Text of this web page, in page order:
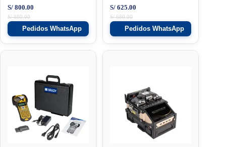
S/880.00
S/ 800.00
Pedidos WhatsApp
S/680.00
S/ 625.00
Pedidos WhatsApp